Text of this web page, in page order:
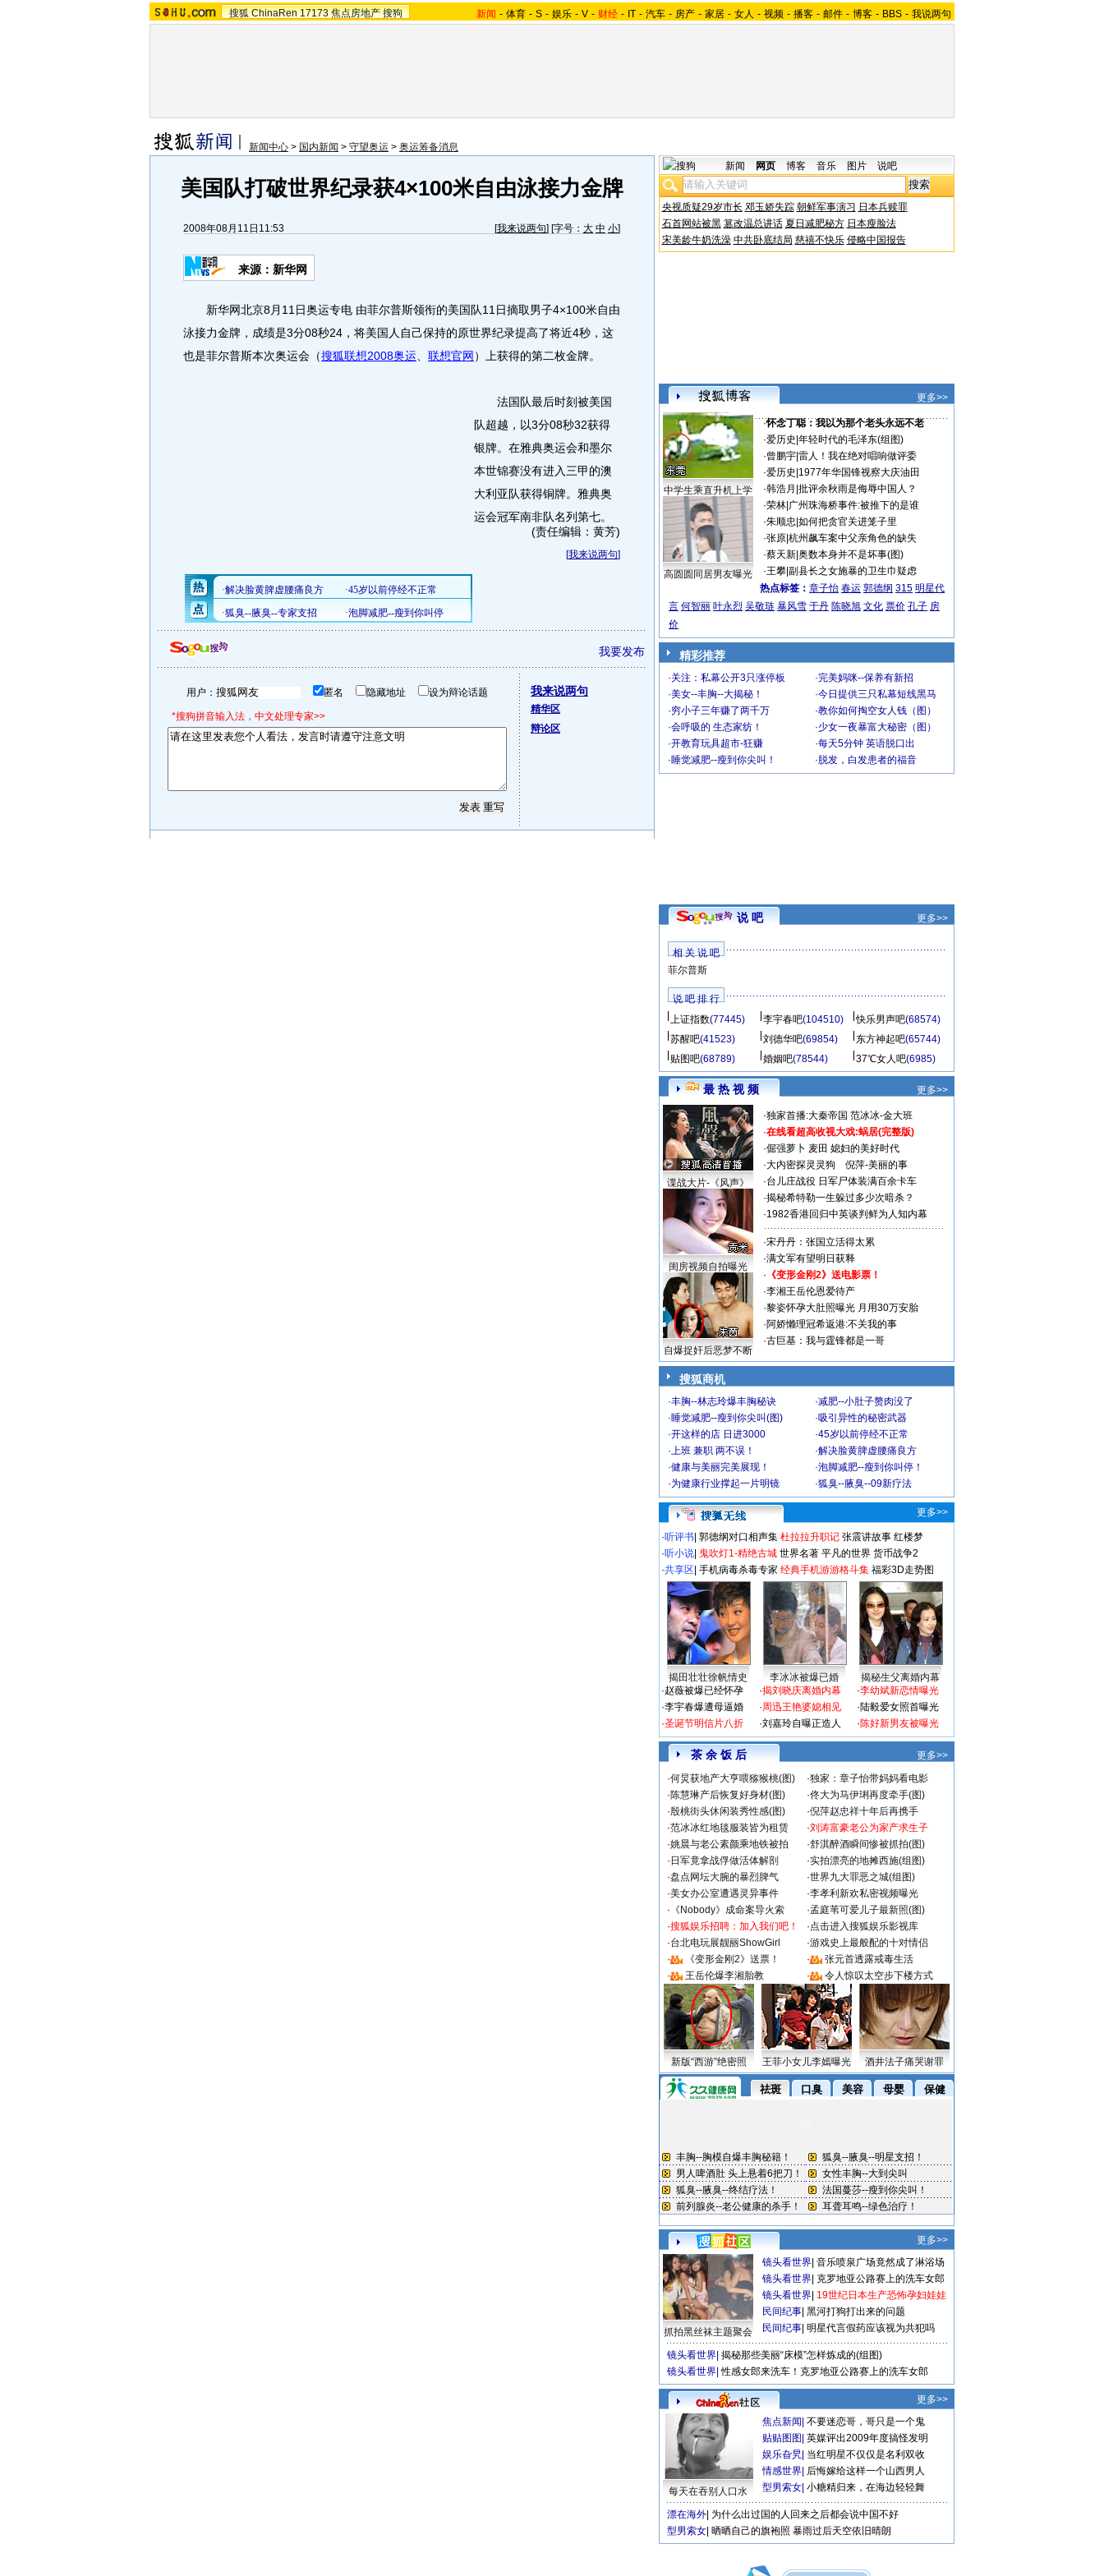
搜狐 ChinaRen 17173 焦点房地产 搜狗 新闻 - 体育 - S - 娱乐 - V - 财经 - IT - 汽车 - 房产 - 家居 - 女人 - 视频 - 播客 - 邮件 - 博客 - BBS - 我说两句
新闻中心 > 国内新闻 > 守望奥运 > 奥运筹备消息
美国队打破世界纪录获4×100米自由泳接力金牌
2008年08月11日11:53 [我来说两句] [字号： 大 中 小]
来源：新华网
新华网北京8月11日奥运专电 由菲尔普斯领衔的美国队11日摘取男子4×100米自由
泳接力金牌，成绩是3分08秒24，将美国人自己保持的原世界纪录提高了将近4秒，这
也是菲尔普斯本次奥运会（搜狐联想2008奥运 联想官网 ）上获得的第二枚金牌。
法国队最后时刻被美国
队超越，以3分08秒32获得
银牌。在雅典奥运会和墨尔
本世锦赛没有进入三甲的澳
大利亚队获得铜牌。雅典奥
运会冠军南非队名列第七。
(责任编辑：黄芳)
[我来说两句]
我要发布
用户： 匿名 隐藏地址 设为辩论话题
*搜狗拼音输入法，中文处理专家>>
我来说两句
精华区
辩论区
新闻 网页 博客 音乐 图片 说吧
央视质疑29岁市长 邓玉娇失踪 朝鲜军事演习 日本兵赎罪
石首网站被黑 篡改温总讲话 夏日减肥秘方 日本瘦脸法
宋美龄牛奶洗澡 中共卧底结局 慈禧不快乐 侵略中国报告
更多>>
中学生乘直升机上学
高圆圆同居男友曝光
·怀念丁聪：我以为那个老头永远不老
·爱历史 年轻时代的毛泽东(组图)
·曾鹏宇| 雷人！我在绝对唱响做评委
·爱历史 1977年华国锋视察大庆油田
·韩浩月 批评余秋雨是侮辱中国人？
·荣林| 广州珠海桥事件:被推下的是谁
·朱顺忠 如何把贪官关进笼子里
·张原| 杭州飙车案中父亲角色的缺失
·蔡天新| 奥数本身并不是坏事(图)
·王攀| 副县长之女施暴的卫生巾疑虑
热点标签： 章子怡 春运 郭德纲 315 明星代
言 何智丽 叶永烈 吴敬琏 暴风雪 于丹 陈晓旭 文化 票价 孔子 房
价
精彩推荐
·关注：私幕公开3只涨停板 ·完美妈咪--保养有新招
·美女--丰胸--大揭秘！ ·今日提供三只私幕短线黑马
·穷小子三年赚了两千万 ·教你如何掏空女人钱（图）
·会呼吸的 生态家纺！ ·少女一夜暴富大秘密（图）
·开教育玩具超市-狂赚 ·每天5分钟 英语脱口出
·睡觉减肥--瘦到你尖叫！ · 脱发，白发患者的福音
说 吧 更多>>
相 关 说 吧
菲尔普斯
说 吧 排 行
上证指数(77445) 李宇春吧(104510) 快乐男声吧(68574)
苏醒吧(41523) 刘德华吧(69854) 东方神起吧(65744)
贴图吧(68789) 婚姻吧(78544) 37℃女人吧(6985)
最 热 视 频 更多>>
谍战大片-《风声》
闺房视频自拍曝光
自爆捉奸后恶梦不断
·独家首播:大秦帝国 范冰冰-金大班
·在线看超高收视大戏:蜗居(完整版)
·倔强萝卜 麦田 媳妇的美好时代
·大内密探灵灵狗
倪萍-美丽的事
·台儿庄战役 日军尸体装满百余卡车
·揭秘希特勒一生躲过多少次暗杀？
·1982香港回归中英谈判鲜为人知内幕
·宋丹丹：张国立活得太累
·满文军有望明日获释
· 《变形金刚2》送电影票！
·李湘王岳伦恩爱待产
·黎姿怀孕大肚照曝光 月用30万安胎
·阿娇懒理冠希返港:不关我的事
·古巨基：我与霆锋都是一哥
搜狐商机
·丰胸--林志玲爆丰胸秘诀 ·减肥--小肚子赘肉没了
·睡觉减肥--瘦到你尖叫(图) ·吸引异性的秘密武器
·开这样的店 日进3000 ·45岁以前停经不正常
·上班 兼职 两不误！ ·解决脸黄脾虚腰痛良方
·健康与美丽完美展现！ ·泡脚减肥--瘦到你叫停！
·为健康行业撑起一片明镜 ·狐臭--腋臭--09新疗法
更多>>
·听评书 郭德纲对口相声集 杜拉拉升职记 张震讲故事 红楼梦
·听小说 鬼吹灯1-精绝古城 世界名著 平凡的世界 货币战争2
·共享区 手机病毒杀毒专家 经典手机游游格斗集 福彩3D走势图
揭田壮壮徐帆情史 李冰冰被爆已婚
揭秘生父离婚内幕
·赵薇被爆已经怀孕
·李宇春爆遭母逼婚
·圣诞节明信片八折
·揭刘晓庆离婚内幕
·周迅王艳婆媳相见
·刘嘉玲自曝正造人
·李幼斌新恋情曝光
·陆毅爱女照首曝光
·陈好新男友被曝光
茶 余 饭 后
更多>>
·何炅获地产大亨喂猕猴桃(图) ·独家：章子怡带妈妈看电影
·陈慧琳产后恢复好身材(图) ·佟大为马伊琍再度牵手(图)
·殷桃街头休闲装秀性感(图) ·倪萍赵忠祥十年后再携手
·范冰冰红地毯服装皆为租赁 ·刘涛富豪老公为家产求生子
·姚晨与老公素颜乘地铁被拍 ·舒淇醉酒瞬间惨被抓拍(图)
· 日军竟拿战俘做活体解剖 ·实拍漂亮的地摊西施(组图)
·盘点网坛大腕的暴烈脾气 ·世界九大罪恶之城(组图)
·美女办公室遭遇灵异事件 ·李孝利新欢私密视频曝光
· 《Nobody》成命案导火索 ·孟庭苇可爱儿子最新照(图)
·搜狐娱乐招聘：加入我们吧！ ·点击进入搜狐娱乐影视库
·台北电玩展靓丽ShowGirl ·游戏史上最般配的十对情侣
·
《变形金刚2》送票！ ·
张元首透露戒毒生活
·
王岳伦爆李湘胎教 · 令人惊叹太空步下楼方式
新版“西游”绝密照 王菲小女儿李嫣曝光 酒井法子痛哭谢罪
更多>>
抓拍黑丝袜主题聚会
镜头看世界 音乐喷泉广场竟然成了淋浴场
镜头看世界 克罗地亚公路赛上的洗车女郎
镜头看世界 19世纪日本生产恐怖孕妇娃娃
民间纪事 黑河打狗打出来的问题
民间纪事 明星代言假药应该视为共犯吗
镜头看世界 揭秘那些美丽“床模”怎样炼成的(组图)
镜头看世界 性感女郎来洗车！克罗地亚公路赛上的洗车女郎
更多>>
每天在吞别人口水
焦点新闻 不要迷恋哥，哥只是一个鬼
贴贴图图 英媒评出2009年度搞怪发明
娱乐旮旯 当红明星不仅仅是名利双收
情感世界 后悔嫁给这样一个山西男人
型男索女 小糖精归来，在海边轻轻舞
漂在海外 为什么出过国的人回来之后都会说中国不好
型男索女 晒晒自己的旗袍照 暴雨过后天空依旧晴朗